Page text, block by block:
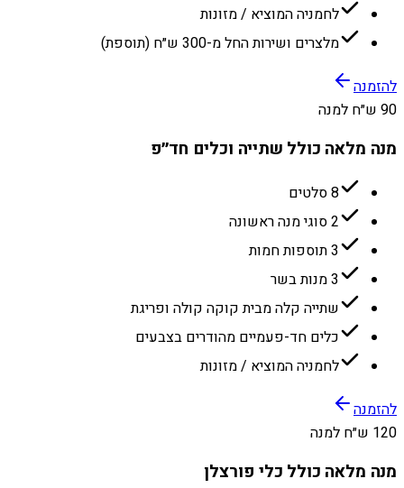
לחמניה המוציא / מזונות
מלצרים ושירות החל מ-300 ש״ח (תוספת)
להזמנה
90 ש״ח למנה
מנה מלאה כולל שתייה וכלים חד״פ
8 סלטים
2 סוגי מנה ראשונה
3 תוספות חמות
3 מנות בשר
שתייה קלה מבית קוקה קולה ופריגת
כלים חד-פעמיים מהודרים בצבעים
לחמניה המוציא / מזונות
להזמנה
120 ש״ח למנה
מנה מלאה כולל כלי פורצלן